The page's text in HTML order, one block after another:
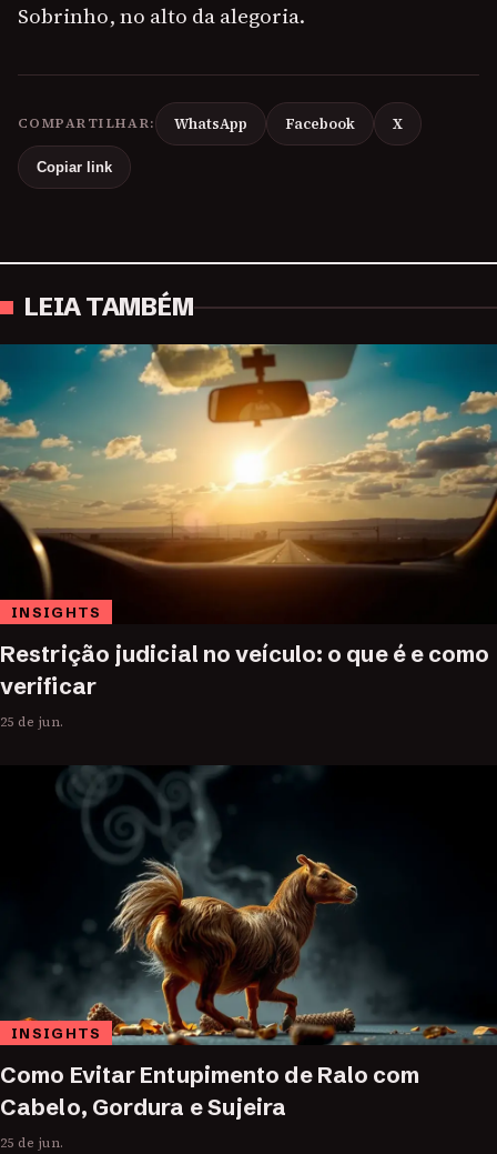
Sobrinho, no alto da alegoria.
COMPARTILHAR: WhatsApp Facebook X
Copiar link
LEIA TAMBÉM
INSIGHTS
Restrição judicial no veículo: o que é e como
verificar
25 de jun.
INSIGHTS
Como Evitar Entupimento de Ralo com
Cabelo, Gordura e Sujeira
25 de jun.